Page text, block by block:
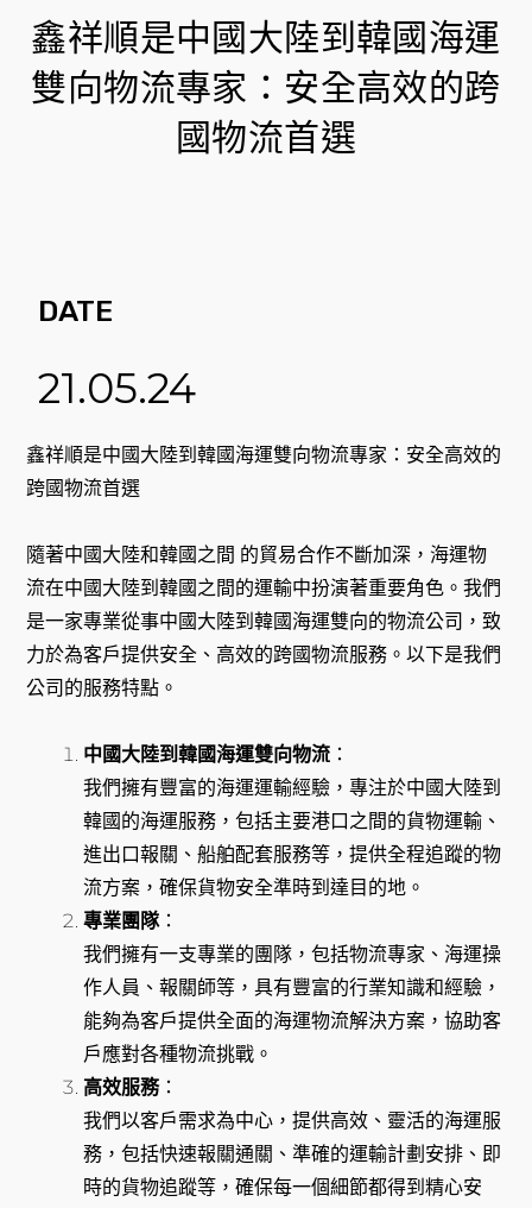
鑫祥順是中國大陸到韓國海運
雙向物流專家：安全高效的跨
國物流首選
DATE
21.05.24
鑫祥順是中國大陸到韓國海運雙向物流專家：安全高效的
跨國物流首選
隨著中國大陸和韓國之間 的貿易合作不斷加深，海運物
流在中國大陸到韓國之間的運輸中扮演著重要角色。我們
是一家專業從事中國大陸到韓國海運雙向的物流公司，致
力於為客戶提供安全、高效的跨國物流服務。以下是我們
公司的服務特點。
中國大陸到韓國海運雙向物流 ：
我們擁有豐富的海運運輸經驗，專注於中國大陸到
韓國的海運服務，包括主要港口之間的貨物運輸、
進出口報關、船舶配套服務等，提供全程追蹤的物
流方案，確保貨物安全準時到達目的地。
專業團隊：
我們擁有一支專業的團隊，包括物流專家、海運操
作人員、報關師等，具有豐富的行業知識和經驗，
能夠為客戶提供全面的海運物流解決方案，協助客
戶應對各種物流挑戰。
高效服務：
我們以客戶需求為中心，提供高效、靈活的海運服
務，包括快速報關通關、準確的運輸計劃安排、即
時的貨物追蹤等，確保每一個細節都得到精心安